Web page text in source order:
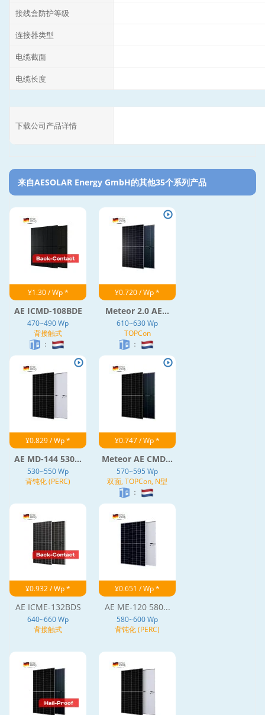
接线盒防护等级
连接器类型
电缆截面
电缆长度
下载公司产品详情
来自AESOLAR Energy GmbH的其他35个系列产品‎
¥1.30 / Wp *
AE ICMD-108BDE
470~490 Wp
背接触式
：
¥0.720 / Wp *
Meteor 2.0 AE...
610~630 Wp
TOPCon
：
¥0.829 / Wp *
AE MD-144 530...
530~550 Wp
背钝化 (PERC)
¥0.747 / Wp *
Meteor AE CMD...
570~595 Wp
双面, TOPCon, N型
：
¥0.932 / Wp *
AE ICME-132BDS
640~660 Wp
背接触式
¥0.651 / Wp *
AE ME-120 580...
580~600 Wp
背钝化 (PERC)